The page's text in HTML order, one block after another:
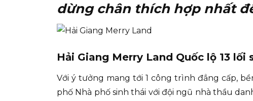
dừng chân thích hợp nhất
Hải Giang Merry Land Quốc lộ 13 lối
Với ý tưởng mang tới 1 công trình đẳng cấp,
phố Nhà phố sinh thái với đội ngũ nhà thầu